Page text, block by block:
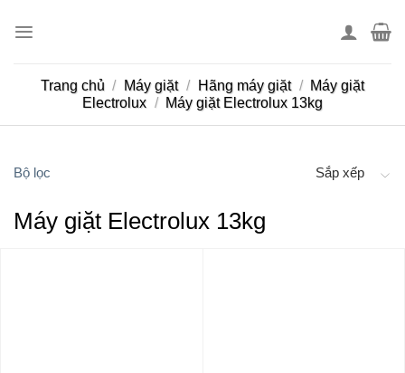
Trang chủ / Máy giặt / Hãng máy giặt /
Máy giặt
Electrolux / Máy giặt Electrolux 13kg
Bộ lọc Sắp xếp
Máy giặt Electrolux 13kg